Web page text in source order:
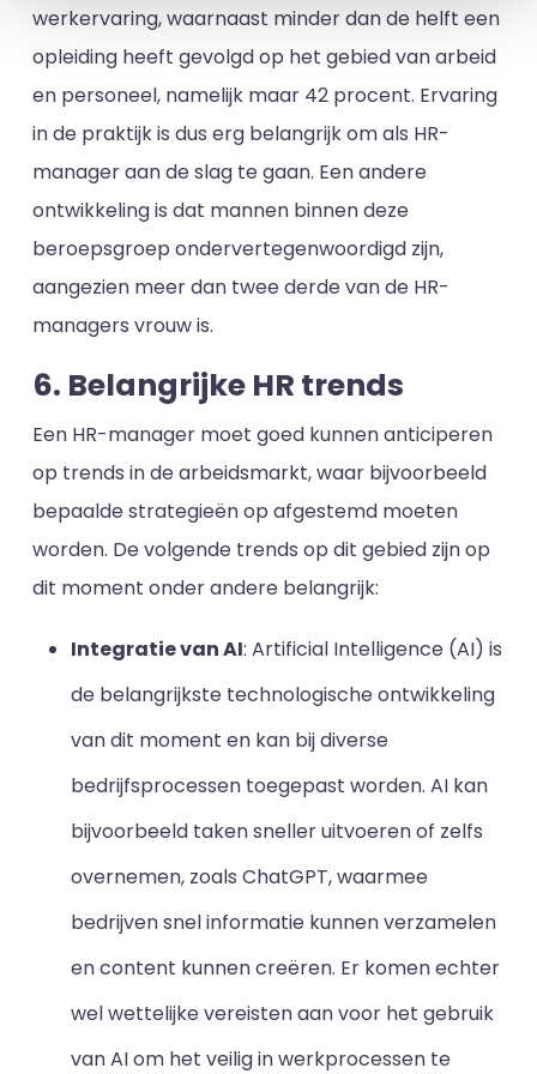
werkervaring, waarnaast minder dan de helft een
opleiding heeft gevolgd op het gebied van arbeid
en personeel, namelijk maar 42 procent. Ervaring
in de praktijk is dus erg belangrijk om als HR-
manager aan de slag te gaan. Een andere
ontwikkeling is dat mannen binnen deze
beroepsgroep ondervertegenwoordigd zijn,
aangezien meer dan twee derde van de HR-
managers vrouw is.
6. Belangrijke HR trends
Een HR-manager moet goed kunnen anticiperen
op trends in de arbeidsmarkt, waar bijvoorbeeld
bepaalde strategieën op afgestemd moeten
worden. De volgende trends op dit gebied zijn op
dit moment onder andere belangrijk:
Integratie van AI: Artificial Intelligence (AI) is
de belangrijkste technologische ontwikkeling
van dit moment en kan bij diverse
bedrijfsprocessen toegepast worden. AI kan
bijvoorbeeld taken sneller uitvoeren of zelfs
overnemen, zoals ChatGPT, waarmee
bedrijven snel informatie kunnen verzamelen
en content kunnen creëren. Er komen echter
wel wettelijke vereisten aan voor het gebruik
van AI om het veilig in werkprocessen te